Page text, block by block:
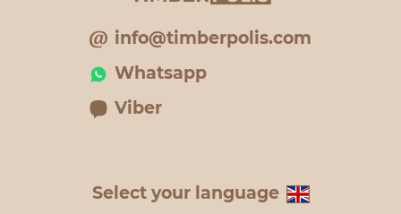
info@timberpolis.com
Whatsapp
Viber
Select your language